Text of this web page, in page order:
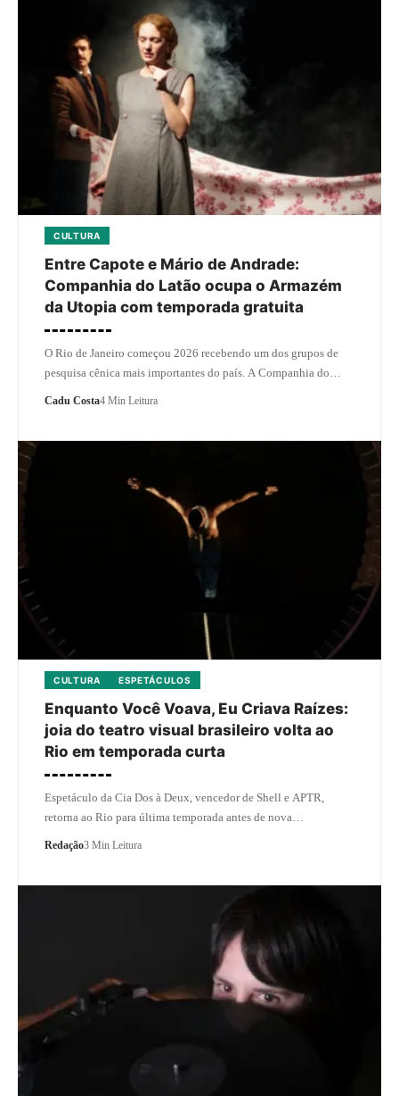
CULTURA
Entre Capote e Mário de Andrade:
Companhia do Latão ocupa o Armazém
da Utopia com temporada gratuita
O Rio de Janeiro começou 2026 recebendo um dos grupos de
pesquisa cênica mais importantes do país. A Companhia do…
Cadu Costa4 Min Leitura
CULTURA ESPETÁCULOS
Enquanto Você Voava, Eu Criava Raízes:
joia do teatro visual brasileiro volta ao
Rio em temporada curta
Espetáculo da Cia Dos à Deux, vencedor de Shell e APTR,
retorna ao Rio para última temporada antes de nova…
Redação3 Min Leitura